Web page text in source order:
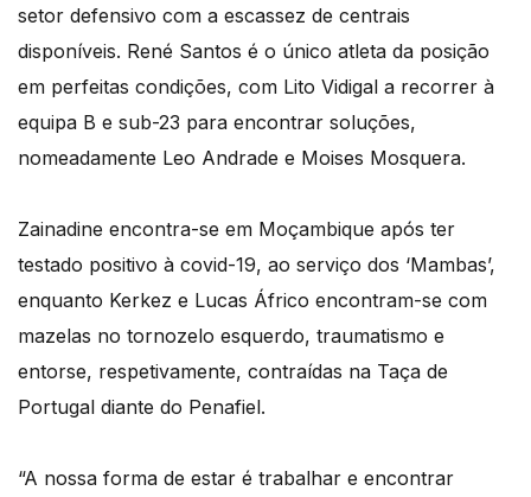
setor defensivo com a escassez de centrais
disponíveis. René Santos é o único atleta da posição
em perfeitas condições, com Lito Vidigal a recorrer à
equipa B e sub-23 para encontrar soluções,
nomeadamente Leo Andrade e Moises Mosquera.
Zainadine encontra-se em Moçambique após ter
testado positivo à covid-19, ao serviço dos ‘Mambas’,
enquanto Kerkez e Lucas Áfrico encontram-se com
mazelas no tornozelo esquerdo, traumatismo e
entorse, respetivamente, contraídas na Taça de
Portugal diante do Penafiel.
“A nossa forma de estar é trabalhar e encontrar